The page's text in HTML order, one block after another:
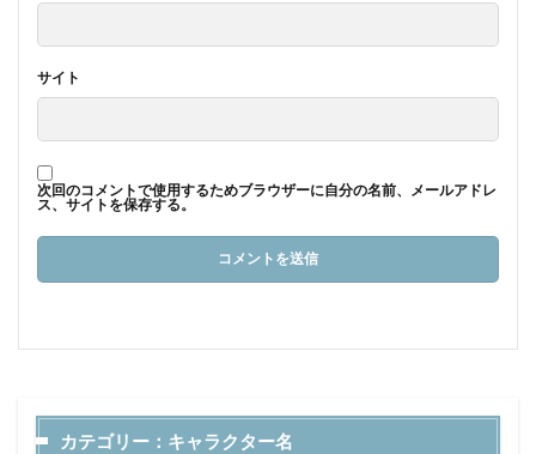
サイト
次回のコメントで使用するためブラウザーに自分の名前、メールアドレ
ス、サイトを保存する。
カテゴリー：キャラクター名